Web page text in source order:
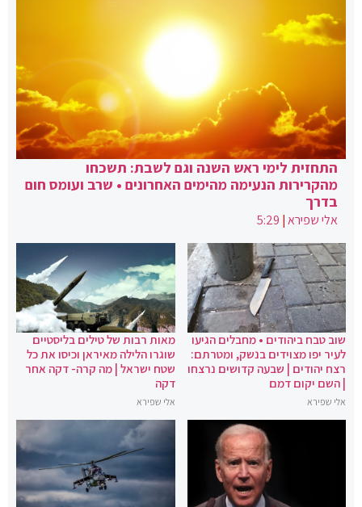
התחזית לימי ראש השנה וגם לשבת: תשכחו
מהקרירות הנעימה מהימים האחרונים • שרב ועומס חום
בדרך
אלי שפירא|
5:29
שוב טבח ביהודים • מחבלים הגיעו
לעיר יפו מצוידים בנשק, ומטרתם:
רצח יהודים | שבעה קדושים נרצחו
| השם יקום דמם
אלי שפירא
מאות רבות של טילים בליסטיים
שוגרו הלילה מאיראן וכיסו את כל
שטח ישראל | מה קרה- דקה אחר
דקה
אלי שפירא